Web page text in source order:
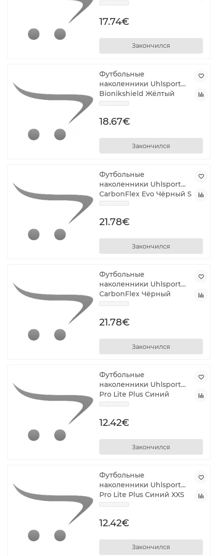
17.74€
Закончился
Футбольные
наколенники Uhlsport
Bionikshield Жёлтый
18.67€
Закончился
Футбольные
наколенники Uhlsport
CarbonFlex Evo Чёрный S
21.78€
Закончился
Футбольные
наколенники Uhlsport
CarbonFlex Чёрный
21.78€
Закончился
Футбольные
наколенники Uhlsport
Pro Lite Plus Синий
12.42€
Закончился
Футбольные
наколенники Uhlsport
Pro Lite Plus Синий XXS
12.42€
Закончился